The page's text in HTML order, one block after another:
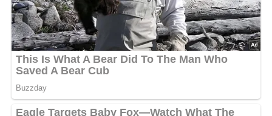
Nach 5 Minuten die Erbsen hinzufügen.
Zum Schluss den abgetropften Spargel sowie
gegebenenfalls die Spargelbrühe dazugeben.
Huhn zerkleinern und Reis zufügen:
Das Huhn häuten, in kleine Stücke schneiden
Würzen und Servieren: